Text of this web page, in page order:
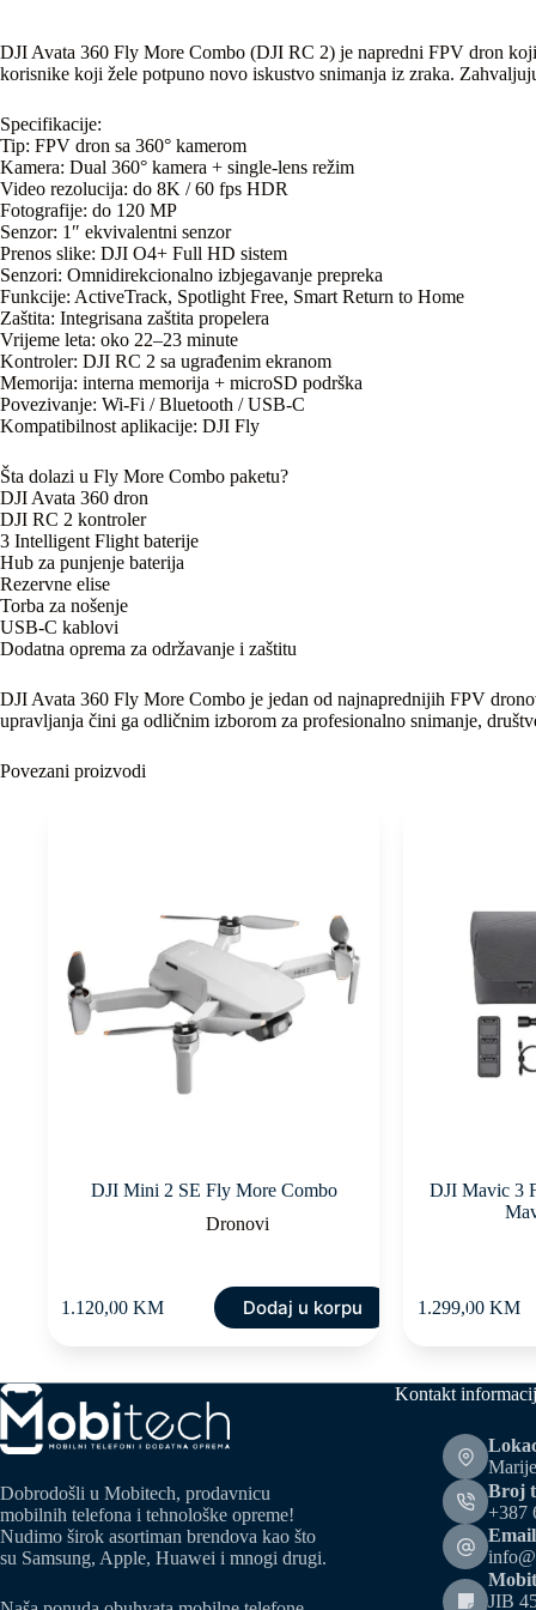
DJI Avata 360 Fly More Combo (DJI RC 2) je napredni FPV dron
korisnike koji žele potpuno novo iskustvo snimanja iz zraka.
Specifikacije:
Tip: FPV dron sa 360° kamerom
Kamera: Dual 360° kamera + single-lens režim
Video rezolucija: do 8K / 60 fps HDR
Fotografije: do 120 MP
Senzor: 1″ ekvivalentni senzor
Prenos slike: DJI O4+ Full HD sistem
Senzori: Omnidirekcionalno izbjegavanje prepreka
Funkcije: ActiveTrack, Spotlight Free, Smart Return to Home
Zaštita: Integrisana zaštita propelera
Vrijeme leta: oko 22–23 minute
Kontroler: DJI RC 2 sa ugrađenim ekranom
Memorija: interna memorija + microSD podrška
Povezivanje: Wi-Fi / Bluetooth / USB-C
Kompatibilnost aplikacije: DJI Fly
Šta dolazi u Fly More Combo paketu?
DJI Avata 360 dron
DJI RC 2 kontroler
3 Intelligent Flight baterije
Hub za punjenje baterija
Rezervne elise
Torba za nošenje
USB-C kablovi
Dodatna oprema za održavanje i zaštitu
DJI Avata 360 Fly More Combo je jedan od najnaprednijih FPV
upravljanja čini ga odličnim izborom za profesionalno snimanje,
Povezani proizvodi
DJI Mini 2 SE Fly More Combo
Dronovi
1.120,00KM Dodaj u korpu
DJI Mavic 3
1.299,00 KM
Dobrodošli u Mobitech, prodavnicu
mobilnih telefona i tehnološke opreme!
Nudimo širok asortiman brendova kao što
su Samsung, Apple, Huawei i mnogi drugi.
Kontakt
Broj
+387
JIB